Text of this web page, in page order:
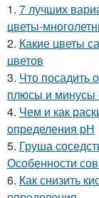
1. 7 лучших
цветы-
2. Какие цветы
цветов
3. Что посадить
плюсы и минусы
4. Чем и как
определения рН
5. Груша
Особенности
6. Как снизить